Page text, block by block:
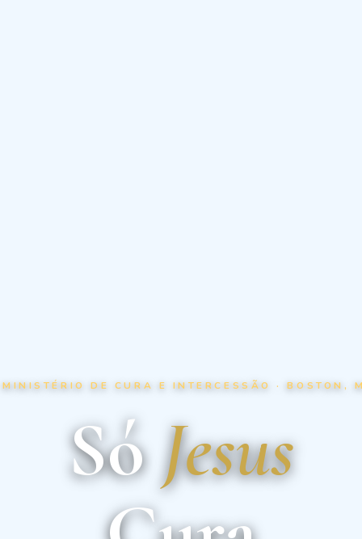
DE CURA E INTERCESSÃO · BOSTON,
SóJesus